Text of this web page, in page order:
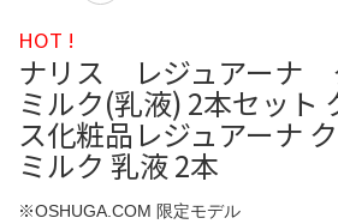
HOT !
ナリス レジュアーナ
ミルク(乳液) 2本セット
ス化粧品レジュアーナ
ミルク 乳液 2本
※OSHUGA.COM 限定モデル